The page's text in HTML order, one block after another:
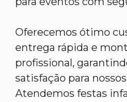
Oferecemos ótimo
entrega rápida e
profissional,
satisfação para
Atendemos festas